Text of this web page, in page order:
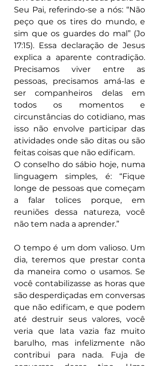
Seu Pai, referindo-se a nós: “Não
peço que os tires do mundo, e
sim que os guardes do mal” (Jo
17:15). Essa declaração de Jesus
explica a aparente contradição.
Precisamos viver entre as
pessoas, precisamos amá-las e
ser companheiros delas em
todos os momentos e
circunstâncias do cotidiano, mas
isso não envolve participar das
atividades onde são ditas ou são
feitas coisas que não edificam.
O conselho do sábio hoje, numa
linguagem simples, é: “Fique
longe de pessoas que começam
a falar tolices porque, em
reuniões dessa natureza, você
não tem nada a aprender.”
O tempo é um dom valioso. Um
dia, teremos que prestar conta
da maneira como o usamos. Se
você contabilizasse as horas que
são desperdiçadas em conversas
que não edificam, e que podem
até destruir seus valores, você
veria que lata vazia faz muito
barulho, mas infelizmente não
contribui para nada. Fuja de